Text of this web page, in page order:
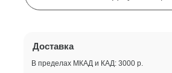
Доставка
В пределах МКАД и КАД: 3000 р.